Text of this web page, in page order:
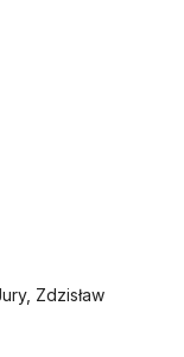
Zdzisław